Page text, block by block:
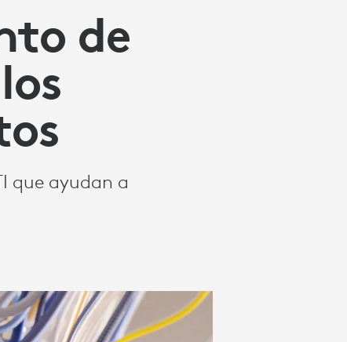
de
que ayudan a